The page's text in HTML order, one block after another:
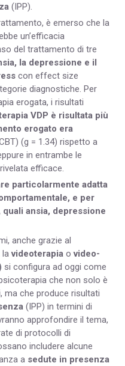
(IPP).
è emerso che la
un’efficacia
del trattamento di tre
la depressione e il
con effect size
diagnostiche. Per
erogata, i risultati
VDP è risultata più
erogato era
(g = 1.34) rispetto a
in entrambe le
efficace.
particolarmente adatta
e per
ansia, depressione
anche grazie al
lavideoterapia ovideo-
si configura ad oggi come
che non solo è
ma che produce risultati
(IPP) in termini di
approfondire il tema,
di protocolli di
includere alcune
a sedute in presenza